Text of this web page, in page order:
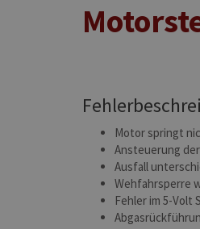
Motor springt
Ansteuerung
Ausfall
Wehfahrsperre
Fehler im 5-Volt